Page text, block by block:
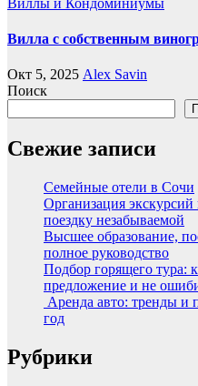
Вилла с собственным
Окт 5, 2025 Alex Savin
Поиск
Свежие записи
Семейные отели в Сочи
Организация
поездку незабываемой
Высшее образование,
полное руководство
Подбор горящего тура:
предложение и не
Аренда авто: тренды и
год
Рубрики